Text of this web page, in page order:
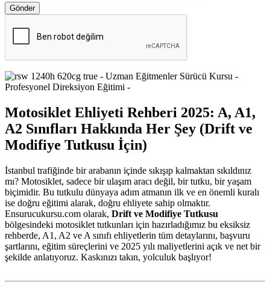
Gönder
Motosiklet Ehliyeti Rehberi 2025: A, A1,
A2 Sınıfları Hakkında Her Şey (Drift ve
Modifiye Tutkusu İçin)
İstanbul trafiğinde bir arabanın içinde sıkışıp kalmaktan sıkıldınız
mı? Motosiklet, sadece bir ulaşım aracı değil, bir tutku, bir yaşam
biçimidir. Bu tutkulu dünyaya adım atmanın ilk ve en önemli kuralı
ise doğru eğitimi alarak, doğru ehliyete sahip olmaktır.
Ensurucukursu.com olarak, Drift ve Modifiye Tutkusu
bölgesindeki motosiklet tutkunları için hazırladığımız bu eksiksiz
rehberde, A1, A2 ve A sınıfı ehliyetlerin tüm detaylarını, başvuru
şartlarını, eğitim süreçlerini ve 2025 yılı maliyetlerini açık ve net bir
şekilde anlatıyoruz. Kaskınızı takın, yolculuk başlıyor!